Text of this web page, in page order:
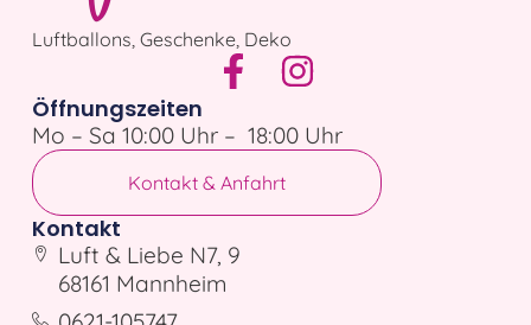
Luftballons, Geschenke, Deko
Öffnungszeiten
Mo – Sa 10:00 Uhr – 18:00 Uhr
Kontakt & Anfahrt
Kontakt
Luft & Liebe N7, 9
68161 Mannheim